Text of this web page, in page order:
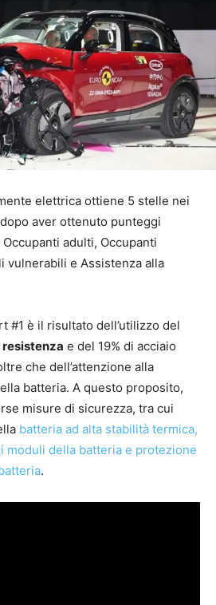
elettrica ottiene 5 stelle nei
aver ottenuto punteggi
adulti, Occupanti
vulnerabili e Assistenza alla
#1 è il risultato dell’utilizzo del
resistenza e del 19% di acciaio
che dell’attenzione alla
batteria. A questo proposito,
misure di sicurezza, tra cui
batteria ad alta stabilità termica,
moduli della batteria e protezione
.